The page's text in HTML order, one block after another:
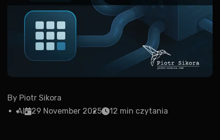
By Piotr Sikora
AI
29 November 2025 12 min czytania